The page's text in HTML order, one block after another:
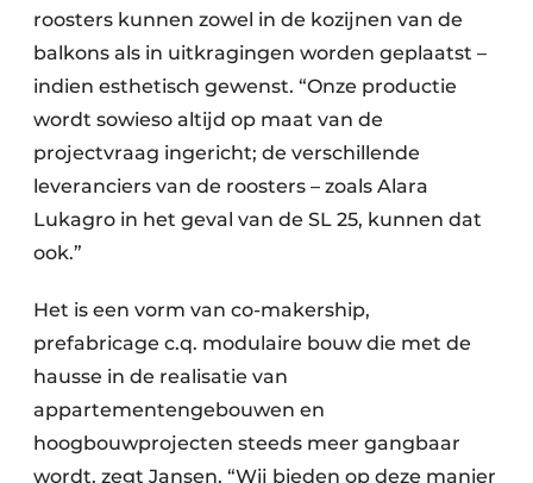
roosters kunnen zowel in de kozijnen van de
balkons als in uitkragingen worden geplaatst –
indien esthetisch gewenst. “Onze productie
wordt sowieso altijd op maat van de
projectvraag ingericht; de verschillende
leveranciers van de roosters – zoals Alara
Lukagro in het geval van de SL 25, kunnen dat
ook.”
Het is een vorm van co-makership,
prefabricage c.q. modulaire bouw die met de
hausse in de realisatie van
appartementengebouwen en
hoogbouwprojecten steeds meer gangbaar
wordt, zegt Jansen. “Wij bieden op deze manier